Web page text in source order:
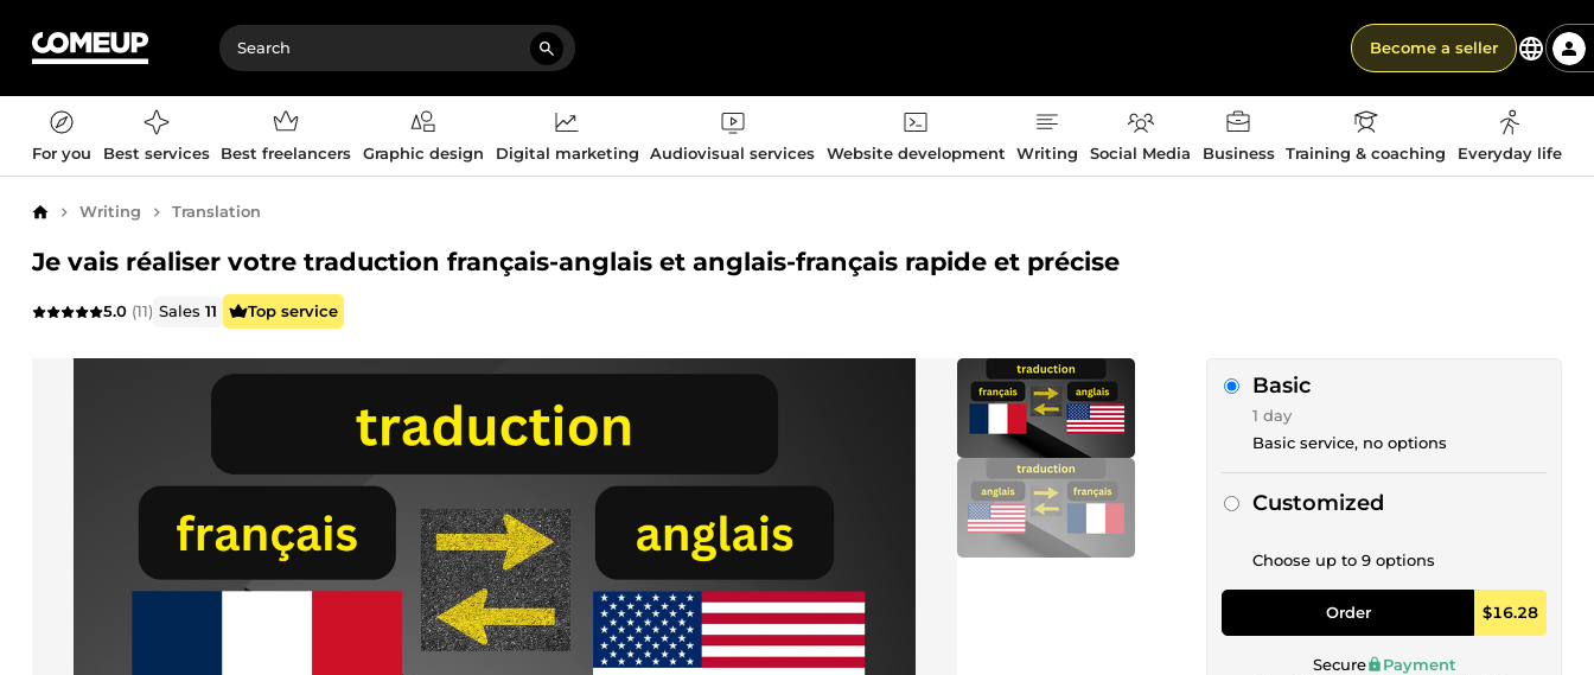
Become a seller
For you Best services Best freelancers Graphic design Digital marketing Audiovisual services Website development Writing Social Media Business Training & coaching Everyday life
Home Writing Translation
Je vais réaliser votre traduction français-anglais et anglais-français rapide et précise
5.0 (11) Sales11 Top service
Basic
1 day
Basic service, no options
Customized
Choose up to 9 options
Order $16.28
Secure Payment